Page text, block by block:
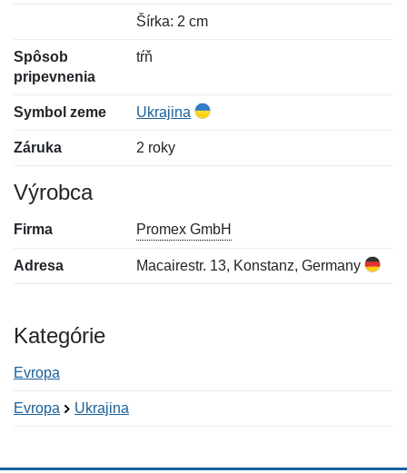
Šírka: 2 cm
Spôsob
pripevnenia
tŕň
Symbol zeme Ukrajina
Záruka 2 roky
Výrobca
Firma Promex GmbH
Adresa Macairestr. 13, Konstanz, Germany
Kategórie
Evropa
Evropa Ukrajina